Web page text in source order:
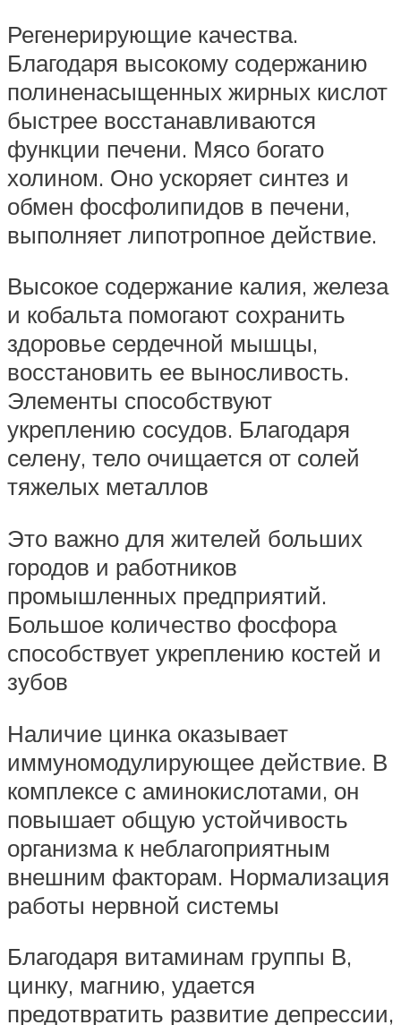
Регенерирующие качества.
Благодаря высокому содержанию
полиненасыщенных жирных кислот
быстрее восстанавливаются
функции печени. Мясо богато
холином. Оно ускоряет синтез и
обмен фосфолипидов в печени,
выполняет липотропное действие.
Высокое содержание калия, железа
и кобальта помогают сохранить
здоровье сердечной мышцы,
восстановить ее выносливость.
Элементы способствуют
укреплению сосудов. Благодаря
селену, тело очищается от солей
тяжелых металлов
Это важно для жителей больших
городов и работников
промышленных предприятий.
Большое количество фосфора
способствует укреплению костей и
зубов
Наличие цинка оказывает
иммуномодулирующее действие. В
комплексе с аминокислотами, он
повышает общую устойчивость
организма к неблагоприятным
внешним факторам. Нормализация
работы нервной системы
Благодаря витаминам группы В,
цинку, магнию, удается
предотвратить развитие депрессии,